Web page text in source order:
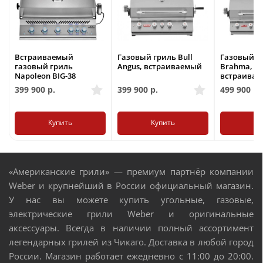
Встраиваемый
газовый гриль
Napoleon BIG-38
399 900 р.
Купить
Газовый гриль Bull
Angus, встраиваемый
399 900 р.
Купить
Газовый
Brahma,
499 900
«Американские грили» — премиум партнёр компании
Weber и крупнейший в России официальный магазин.
У нас вы можете купить угольные, газовые,
электрические грили Weber и оригинальные
аксессуары. Всегда в наличии полный ассортимент
легендарных грилей из Чикаго. Доставка в любой город
России. Магазин работает ежедневно с 11:00 до 20:00.